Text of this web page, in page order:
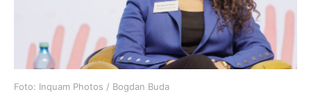
Foto: Inquam Photos / Bogdan Buda